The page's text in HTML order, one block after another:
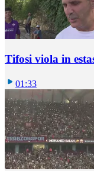
Tifosi viola in
01:33